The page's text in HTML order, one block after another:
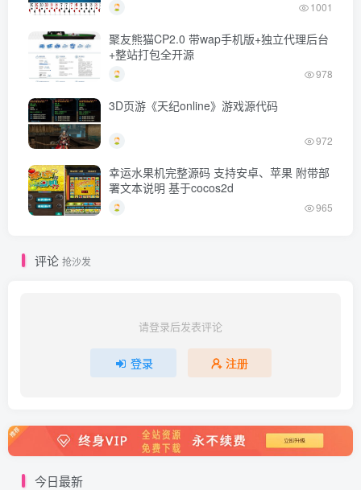
1001
聚友熊猫CP2.0 带wap手机版+独立代理后台
+整站打包全开源
978
3D页游《天纪online》游戏源代码
972
幸运水果机完整源码 支持安卓、苹果 附带部
署文本说明 基于cocos2d
965
评论 抢沙发
请登录后发表评论
登录 注册
今日最新